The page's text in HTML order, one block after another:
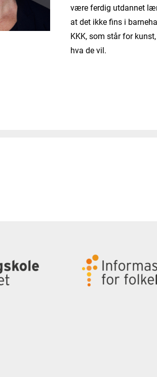
være ferdig utdannet
at det ikke fins i
KKK, som står for
hva de vil.